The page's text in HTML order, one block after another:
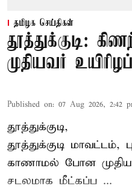
தமிழக செய்திகள்
தூத்துக்குடி:
முதியவர்
Published on: 07 Aug 2026, 2:42
தூத்துக்குடி,
தூத்துக்குடி மாவட்டம்,
காணாமல் போன
சடலமாக மீட்கப்ப ...